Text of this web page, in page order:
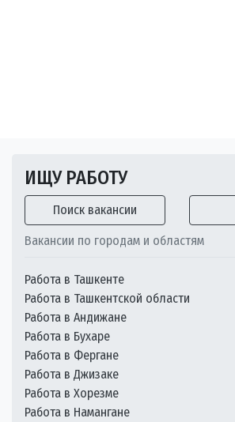
ИЩУ РАБОТУ
Поиск вакансии
Вакансии по городам и областям
Работа в Ташкенте
Работа в Ташкентской области
Работа в Андижане
Работа в Бухаре
Работа в Фергане
Работа в Джизаке
Работа в Хорезме
Работа в Намангане